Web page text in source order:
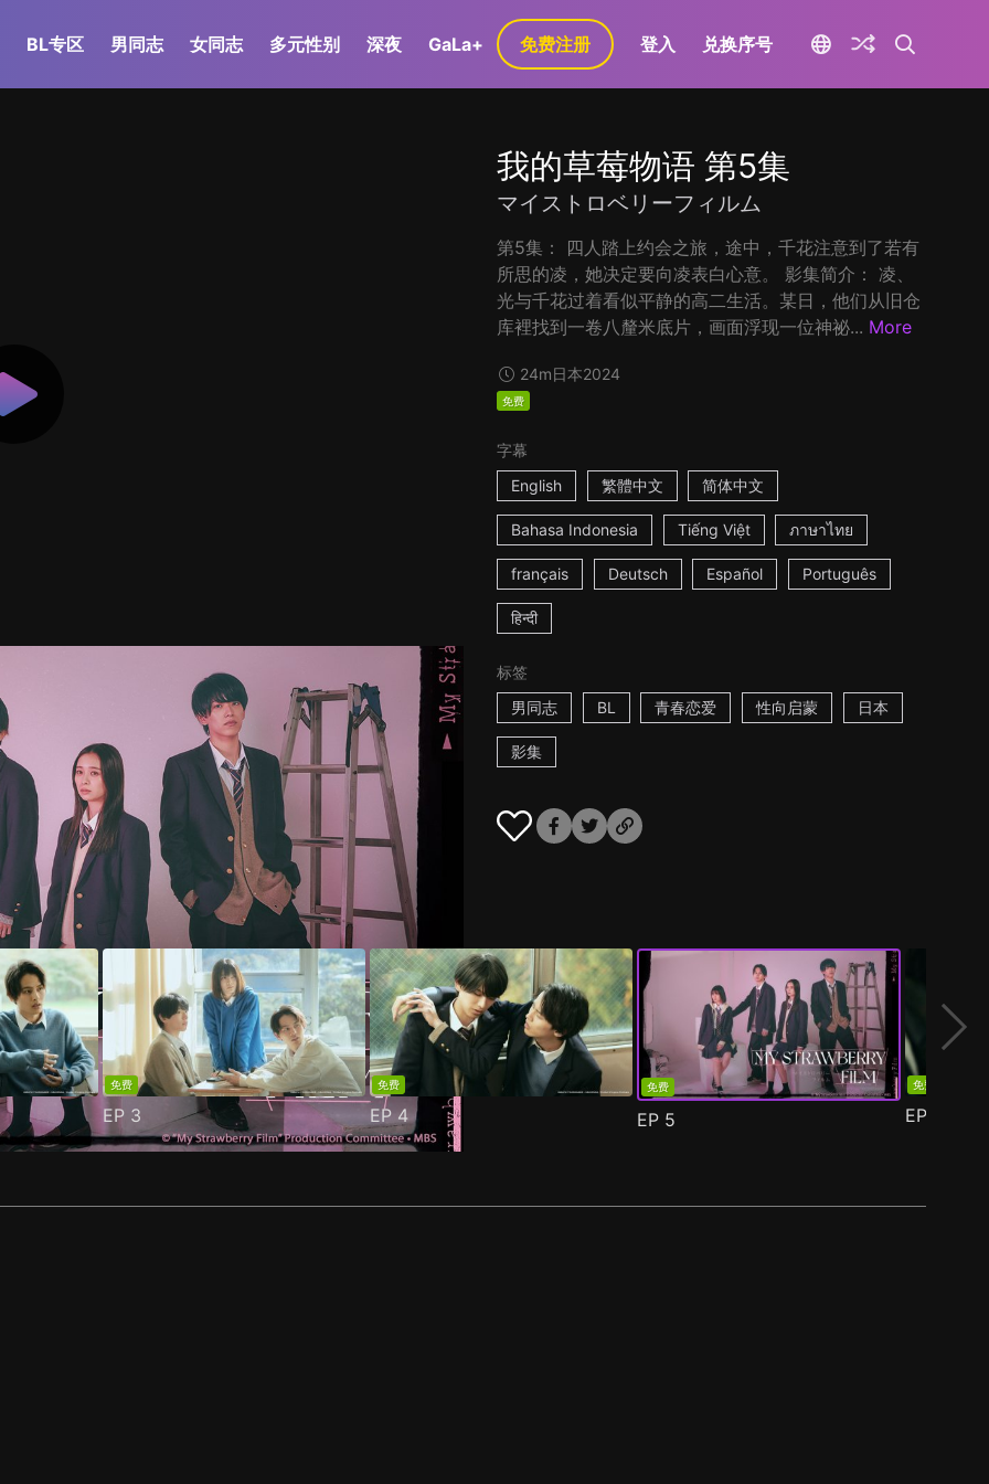
BL专区 男同志 女同志 多元性别 深夜 GaLa+ 免费注册 登入 兑换序号
我的草莓物语 第5集
マイストロベリーフィルム
第5集： 四人踏上约会之旅，途中，千花注意到了若有
所思的凌，她决定要向凌表白心意。 影集简介： 凌、
光与千花过着看似平静的高二生活。某日，他们从旧仓
库裡找到一卷八釐米底片，画面浮现一位神祕... More
24m日本2024
免费
字幕
English
繁體中文 简体中文
Bahasa Indonesia Tiếng Việt ภาษาไทย
français Deutsch Español Português
हिन्दी
标签
男同志
BL 青春恋爱 性向启蒙 日本
影集
免费
EP 3
免费
EP4
免费
EP 5
免费
EP